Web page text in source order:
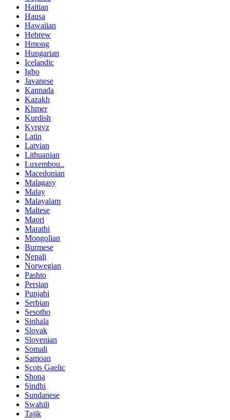
Haitian
Hausa
Hawaiian
Hebrew
Hmong
Hungarian
Icelandic
Igbo
Javanese
Kannada
Kazakh
Khmer
Kurdish
Kyrgyz
Latin
Latvian
Lithuanian
Luxembou..
Macedonian
Malagasy
Malay
Malayalam
Maltese
Maori
Marathi
Mongolian
Burmese
Nepali
Norwegian
Pashto
Persian
Punjabi
Serbian
Sesotho
Sinhala
Slovak
Slovenian
Somali
Samoan
Scots Gaelic
Shona
Sindhi
Sundanese
Swahili
Tajik